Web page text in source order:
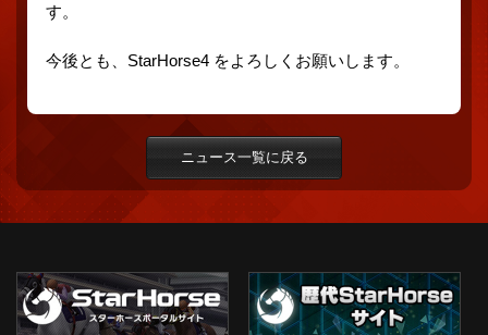
す。
今後とも、StarHorse4 をよろしくお願いします。
ニュース一覧に戻る